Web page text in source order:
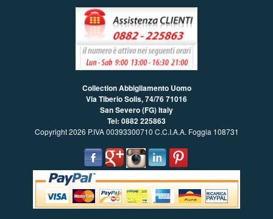
Collection Abbigliamento Uomo
Via Tiberio Solis, 74/7671016
San Severo (FG) Italy
Tel: 0882 225863
Copyright 2026 P.IVA 00393300710 C.C.I.A.A. Foggia 108731